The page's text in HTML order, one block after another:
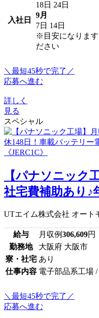
入社日
18日 24日
9月
7日 14日
※目安になります
ださい
＼最短45秒で完了／
応募へ進む
詳しく
見る
スペシャル
【パナソニック
社宅費補助あり♪
UTエイム株式会社 オート
給与 月収例306,609円
勤務地
大阪府 大阪市
寮・社宅 あり
仕事内容 電子部品系工場
＼最短45秒で完了／
応募へ進む